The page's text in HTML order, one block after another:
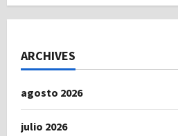
ARCHIVES
agosto 2026
julio 2026